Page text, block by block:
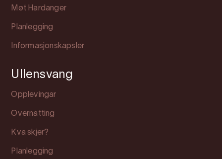
Møt Hardanger
Planlegging
Informasjonskapsler
Ullensvang
Opplevingar
Overnatting
Kva skjer?
Planlegging